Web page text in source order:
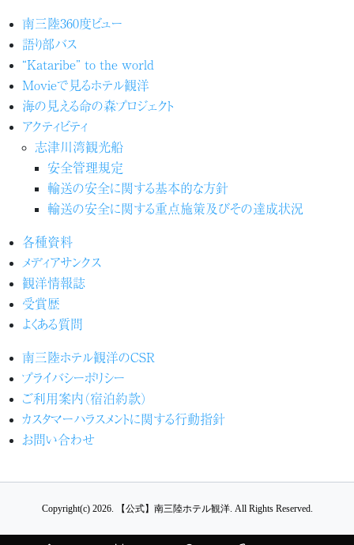
南三陸360度ビュー
語り部バス
“Kataribe” to the world
Movieで見るホテル観洋
海の見える命の森プロジェクト
アクティビティ
志津川湾観光船
安全管理規定
輸送の安全に関する基本的な方針
輸送の安全に関する重点施策及びその達成状況
各種資料
メディアサンクス
観洋情報誌
受賞歴
よくある質問
南三陸ホテル観洋のCSR
プライバシーポリシー
ご利用案内（宿泊約款）
カスタマーハラスメントに関する行動指針
お問い合わせ
Copyright(c) 2026. 【公式】南三陸ホテル観洋. All Rights Reserved.